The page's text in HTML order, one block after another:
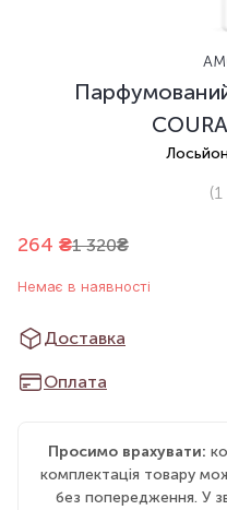
(1
264 ₴1 320₴
Немає в наявності
Доставка
Оплата
Просимо врахувати:
комплектація товару
без попередження. У